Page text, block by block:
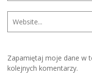
Zapamiętaj moje dane w
kolejnych komentarzy.